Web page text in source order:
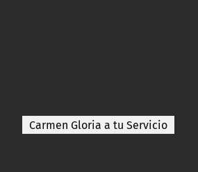
Carmen Gloria a tu Servicio